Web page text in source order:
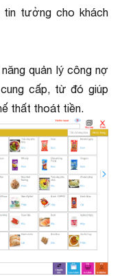
tưởng cho khách
quản lý công nợ
cấp, từ đó giúp
thất thoát tiền.